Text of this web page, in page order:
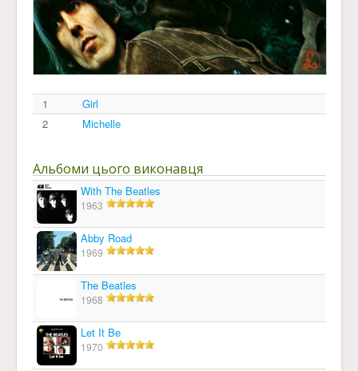
1
Girl
2
Michelle
Альбоми цього виконавця
With The Beatles
1963
Abby Road
1969
The Beatles
1968
Let It Be
1970